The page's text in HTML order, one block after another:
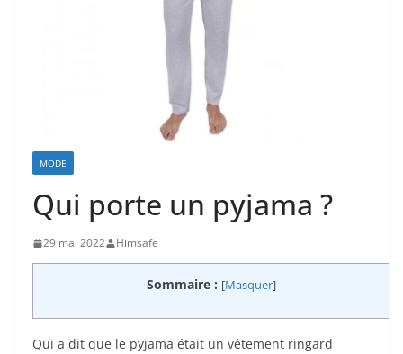
MODE
Qui porte un pyjama ?
29 mai 2022 Himsafe
Sommaire : [Masquer]
Qui a dit que le pyjama était un vêtement ringard